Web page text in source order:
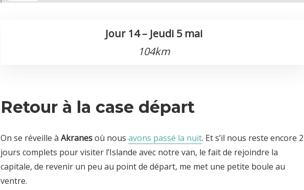
Jour 14 – Jeudi 5 mai
104km
Retour à la case départ
On se réveille à Akranesoù nous avons passé la nuit. Et s’il nous reste encore 2
jours complets pour visiter l’Islande avec notre van, le fait de rejoindre la
capitale, de revenir un peu au point de départ, me met une petite boule au
ventre.